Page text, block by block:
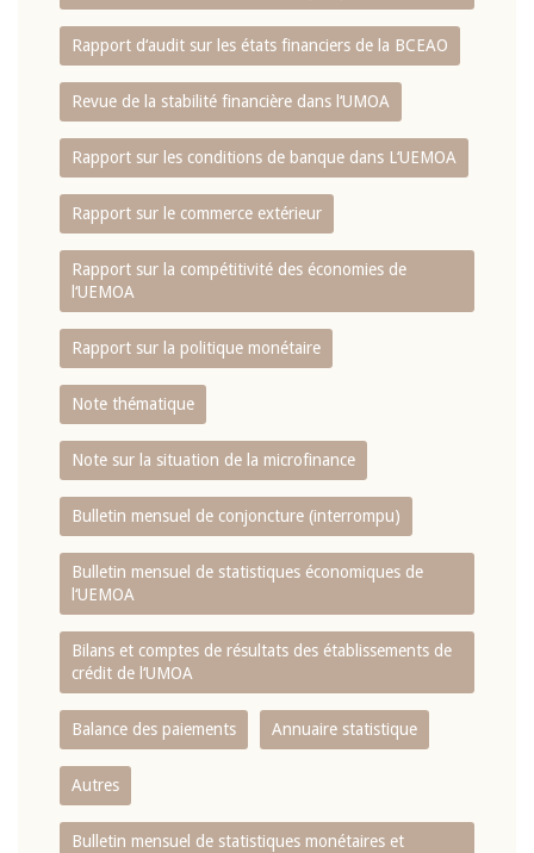
Rapport d‘audit sur les états financiers de la BCEAO
Revue de la stabilité financière dans l‘UMOA
Rapport sur les conditions de banque dans L‘UEMOA
Rapport sur le commerce extérieur
Rapport sur la compétitivité des économies de
l‘UEMOA
Rapport sur la politique monétaire
Note thématique
Note sur la situation de la microfinance
Bulletin mensuel de conjoncture (interrompu)
Bulletin mensuel de statistiques économiques de
l‘UEMOA
Bilans et comptes de résultats des établissements de
crédit de l‘UMOA
Balance des paiements Annuaire statistique
Autres
Bulletin mensuel de statistiques monétaires et